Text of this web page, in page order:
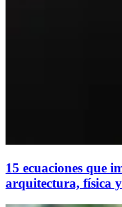
15 ecuaciones que
arquitectura, física